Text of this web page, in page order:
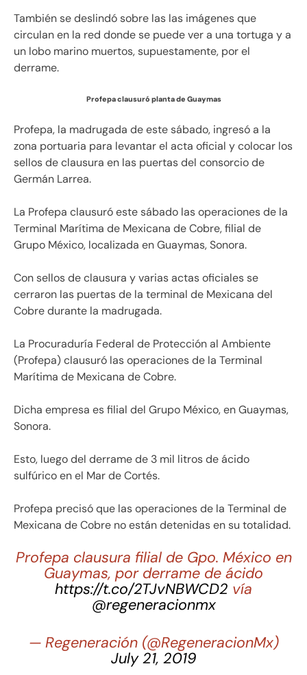
También se deslindó sobre las las imágenes que
circulan en la red donde se puede ver a una tortuga y a
un lobo marino muertos, supuestamente, por el
derrame.
Profepa clausuró planta de Guaymas
Profepa, la madrugada de este sábado, ingresó a la
zona portuaria para levantar el acta oficial y colocar los
sellos de clausura en las puertas del consorcio de
Germán Larrea.
La Profepa clausuró este sábado las operaciones de la
Terminal Marítima de Mexicana de Cobre, filial de
Grupo México, localizada en Guaymas, Sonora.
Con sellos de clausura y varias actas oficiales se
cerraron las puertas de la terminal de Mexicana del
Cobre durante la madrugada.
La Procuraduría Federal de Protección al Ambiente
(Profepa) clausuró las operaciones de la Terminal
Marítima de Mexicana de Cobre.
Dicha empresa es filial del Grupo México, en Guaymas,
Sonora.
Esto, luego del derrame de 3 mil litros de ácido
sulfúrico en el Mar de Cortés.
Profepa precisó que las operaciones de la Terminal de
Mexicana de Cobre no están detenidas en su totalidad.
Profepa clausura filial de Gpo. México en
Guaymas, por derrame de ácido
https://t.co/2TJvNBWCD2 vía
@regeneracionmx
— Regeneración (@RegeneracionMx)
July 21, 2019